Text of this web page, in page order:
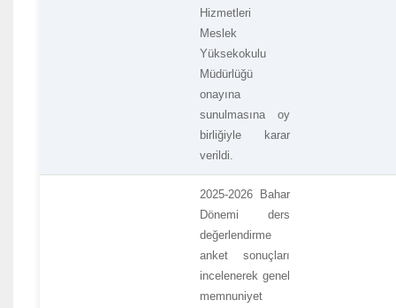
Hizmetleri
Meslek
Yüksekokulu
Müdürlüğü
onayına
sunulmasına oy
birliğiyle karar
verildi.
2025-2026 Bahar
Dönemi ders
değerlendirme
anket sonuçları
incelenerek genel
memnuniyet